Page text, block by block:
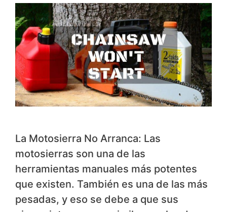
La Motosierra No Arranca: Las
motosierras son una de las
herramientas manuales más potentes
que existen. También es una de las más
pesadas, y eso se debe a que sus